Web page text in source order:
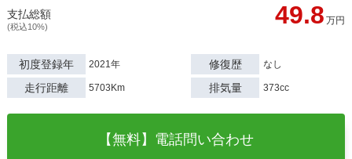
支払総額
(税込10%) 49.8 万円
初度登録年 2021年 修復歴 なし
走行距離 5703Km 排気量 373cc
【無料】電話問い合わせ